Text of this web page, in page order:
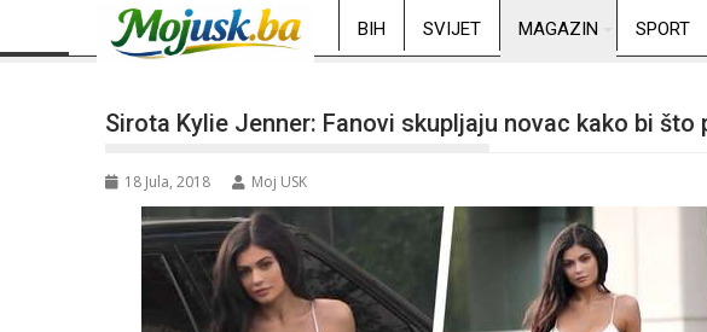
BIH SVIJET MAGAZIN SPORT
Sirota Kylie Jenner: Fanovi skupljaju novac kako bi što
18 Jula, 2018 Moj USK